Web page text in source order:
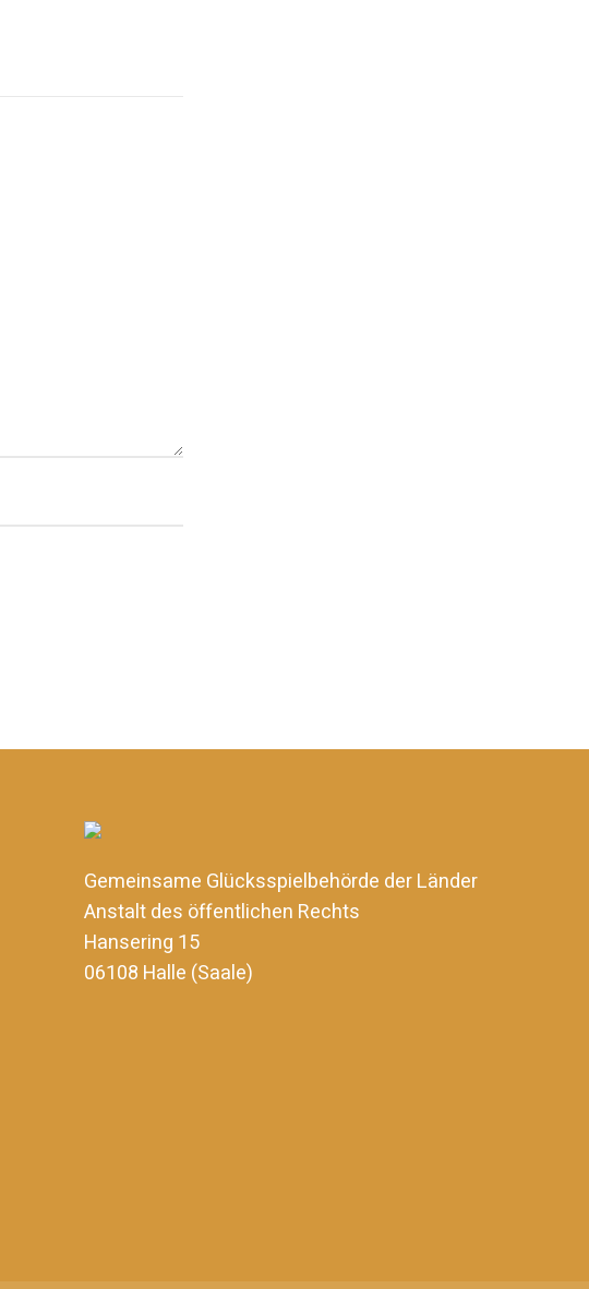
Gemeinsame Glücksspielbehörde der Länder
Anstalt des öffentlichen Rechts
Hansering 15
06108 Halle (Saale)